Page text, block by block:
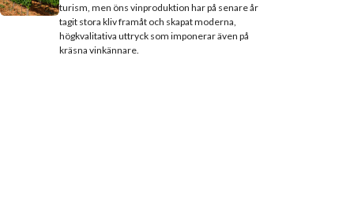
turism, men öns vinproduktion har på senare år
tagit stora kliv framåt och skapat moderna,
högkvalitativa uttryck som imponerar även på
kräsna vinkännare.